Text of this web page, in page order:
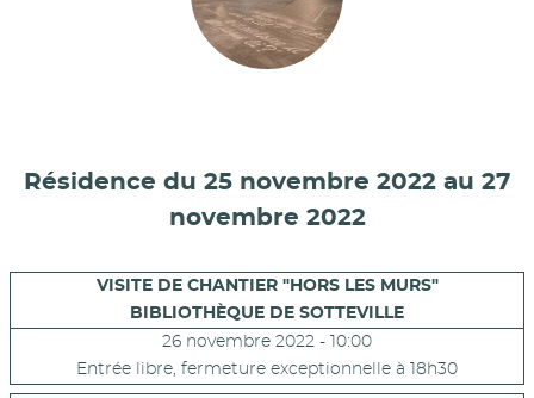
Résidence du 25 novembre 2022 au 27
novembre 2022
VISITE DE CHANTIER "HORS LES MURS"
BIBLIOTHÈQUE DE SOTTEVILLE
26 novembre 2022 - 10:00
Entrée libre, fermeture exceptionnelle à 18h30